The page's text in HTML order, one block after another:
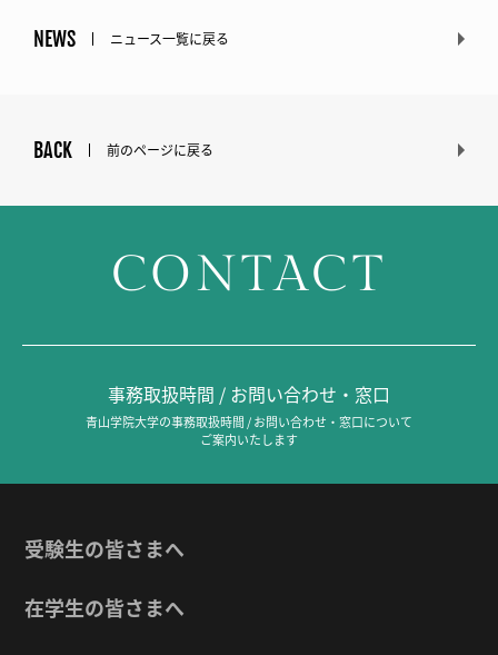
NEWS ニュース一覧に戻る
BACK 前のページに戻る
CONTACT
事務取扱時間 / お問い合わせ・窓口
青山学院大学の事務取扱時間 / お問い合わせ・窓口について
ご案内いたします
受験生の皆さまへ
在学生の皆さまへ